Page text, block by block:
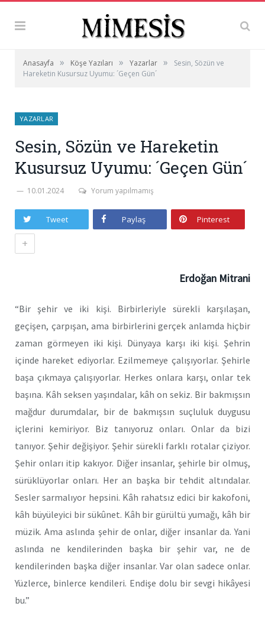
Anasayfa » Köşe Yazıları » Yazarlar »
Sesin, Sözün ve
Hareketin Kusursuz Uyumu: ´Geçen Gün´
YAZARLAR
Sesin, Sözün ve Hareketin
Kusursuz Uyumu: ´Geçen Gün´
10.01.2024 Yorum yapılmamış
Tweet Paylaş Pinterest
+
Erdoğan Mitrani
“Bir şehir ve iki kişi. Birbirleriyle sürekli karşılaşan,
geçişen, çarpışan, ama birbirlerini gerçek anlamda hiçbir
zaman görmeyen iki kişi. Dünyaya karşı iki kişi. Şehrin
içinde hareket ediyorlar. Ezilmemeye çalışıyorlar. Şehirle
başa çıkmaya çalışıyorlar. Herkes onlara karşı, onlar tek
başına. Kâh seksen yaşındalar, kâh on sekiz. Bir bakmışsın
mağdur durumdalar, bir de bakmışsın suçluluk duygusu
içlerini kemiriyor. Biz tanıyoruz onları. Onlar da bizi
tanıyor. Şehir değişiyor. Şehir sürekli farklı rotalar çiziyor.
Şehir onları itip kakıyor. Diğer insanlar, şehirle bir olmuş,
sürüklüyorlar onları. Her an başka bir tehdit altındalar.
Sesler sarmalıyor hepsini. Kâh rahatsız edici bir kakofoni,
kâh büyüleyici bir sükûnet. Kâh bir gürültü yumağı, kâh bir
müzik. Ama aslında şehir de onlar, diğer insanlar da. Yani
aslında ne kendilerinden başka bir şehir var, ne de
kendilerinden başka diğer insanlar. Var olan sadece onlar.
Yüzlerce, binlerce kendileri. Endişe dolu bir sevgi hikâyesi
bu.”